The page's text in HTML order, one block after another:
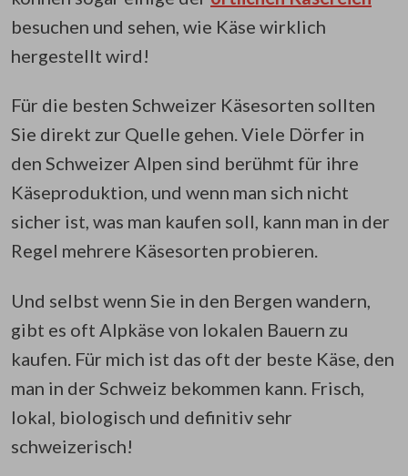
besuchen und sehen, wie Käse wirklich
hergestellt wird!
Für die besten Schweizer Käsesorten sollten
Sie direkt zur Quelle gehen. Viele Dörfer in
den Schweizer Alpen sind berühmt für ihre
Käseproduktion, und wenn man sich nicht
sicher ist, was man kaufen soll, kann man in der
Regel mehrere Käsesorten probieren.
Und selbst wenn Sie in den Bergen wandern,
gibt es oft Alpkäse von lokalen Bauern zu
kaufen. Für mich ist das oft der beste Käse, den
man in der Schweiz bekommen kann. Frisch,
lokal, biologisch und definitiv sehr
schweizerisch!